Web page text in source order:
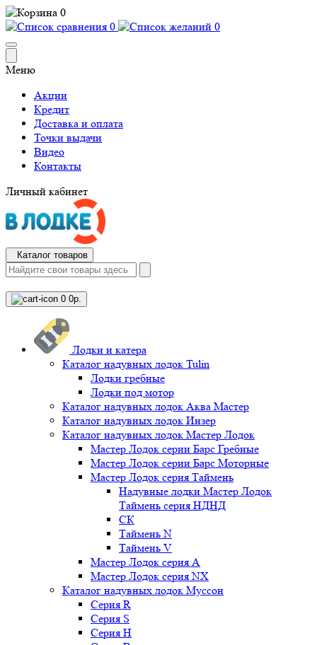
0
0
0
Меню
Акции
Кредит
Доставка и оплата
Точки выдачи
Видео
Контакты
Личный кабинет
Каталог товаров
0 0р.
Лодки и катера
Каталог надувных лодок Tulin
Лодки гребные
Лодки под мотор
Каталог надувных лодок Аква Мастер
Каталог надувных лодок Инзер
Каталог надувных лодок Мастер Лодок
Мастер Лодок серии Барс Гребные
Мастер Лодок серии Барс Моторные
Мастер Лодок серия Таймень
Надувные лодки Мастер Лодок
Таймень серия НДНД
СК
Таймень N
Таймень V
Мастер Лодок серия А
Мастер Лодок серия NX
Каталог надувных лодок Муссон
Серия R
Серия S
Серия H